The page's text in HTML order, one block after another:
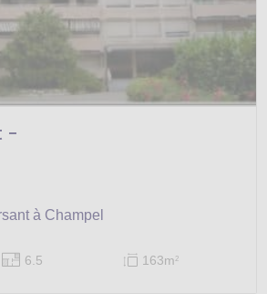
-
à Champel
6.5 163m2